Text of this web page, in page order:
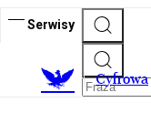
Serwisy
Cyfrowa